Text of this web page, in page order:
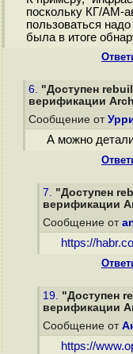
поскольку КГ/АМ-
пользоваться
была в итоге
6. "Доступен
верификации
Сообщение от
А можно
7. "Доступен
верификации
Сообщение от
https://
19. "Доступен
верификации
Сообщение от
https://